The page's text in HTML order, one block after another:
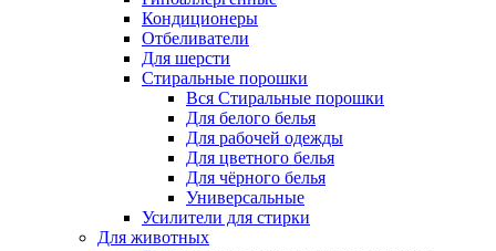
Кондиционеры
Отбеливатели
Для шерсти
Стиральные порошки
Вся Стиральные порошки
Для белого белья
Для рабочей одежды
Для цветного белья
Для чёрного белья
Универсальные
Усилители для стирки
Для животных